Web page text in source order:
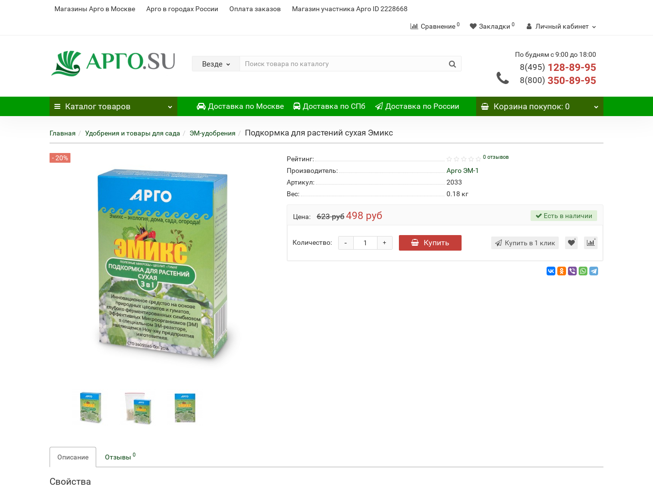
Магазины Арго в Москве Арго в городах России Оплата заказов Магазин участника Арго ID 2228668
Сравнение 0 Закладки 0 Личный кабинет
Везде
По будням с 9:00 до 18:00
8(495) 128-89-95
8(800) 350-89-95
Каталог товаров Доставка по Москве Доставка по СПб Доставка по России Корзинапокупок: 0
Главная Удобрения и товары для сада ЭМ-удобрения Подкормка для растений сухая Эмикс
- 20% Рейтинг: 0 отзывов
Производитель:
Арго ЭМ-1
Артикул:
2033
Вес:
0.18 кг
Цена: 623 руб498 руб Есть в наличии
Количество: +
- Купить Купить в 1 клик
Описание Отзывы 0
Свойства